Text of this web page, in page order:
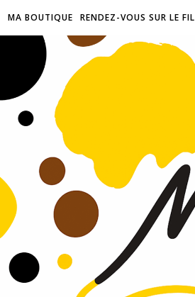
MA BOUTIQUE RENDEZ-VOUS SUR LE FIL